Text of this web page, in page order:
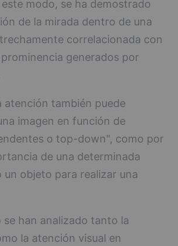
modo, se ha demostrado
de la mirada dentro de una
correlacionada con
generados por
atención también puede
imagen en función de
o top-down", como por
de una determinada
objeto para realizar una
se han analizado tanto la
la atención visual en